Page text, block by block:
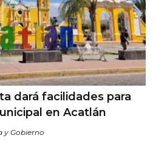
dará facilidades para
en Acatlán
y Gobierno